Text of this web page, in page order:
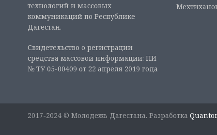
технологий и массовых
коммуникаций по Республике
Дагестан.
Свидетельство о регистрации
средства массовой информации: ПИ
№ ТУ 05-00409 от 22 апреля 2019 года
2017-2024 © Молодежь Дагестана. Разработка